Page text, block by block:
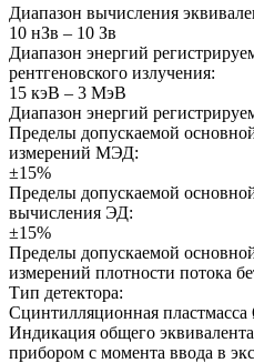
Диапазон вычисления
10 нЗв – 10 Зв
Диапазон энергий
рентгеновского излучения:
15 кэВ – 3 МэВ
Диапазон энергий
Пределы допускаемой
измерений МЭД:
±15%
Пределы допускаемой
вычисления ЭД:
±15%
Пределы допускаемой
измерений плотности потока
Тип детектора:
Сцинтилляционная
Индикация общего
прибором с момента ввода в